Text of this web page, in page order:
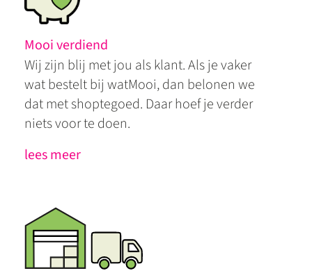
Mooi verdiend
Wij zijn blij met jou als klant. Als je vaker
wat bestelt bij watMooi, dan belonen we
dat met shoptegoed. Daar hoef je verder
niets voor te doen.
lees meer